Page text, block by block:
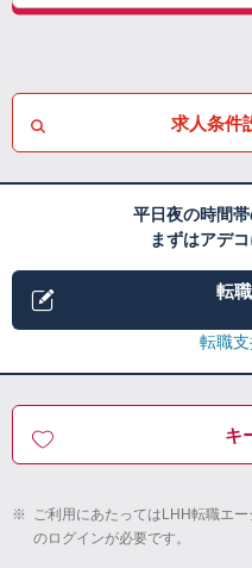
求人条件
平日夜の時間
まずはアデ
転
転職
キ
※ ご利用にあたってはLHH転職エ
のログインが必要です。